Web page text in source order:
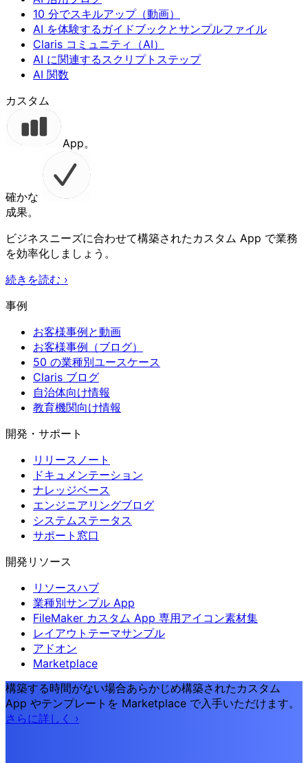
10 分でスキルアップ（動画）
AI を体験するガイドブックとサンプルファイル
Claris コミュニティ（AI）
AI に関連するスクリプトステップ
AI 関数
カスタム
App。
確かな
成果。
ビジネスニーズに合わせて構築されたカスタム App で業務
を効率化しましょう。
続きを読む ›
事例
お客様事例と動画
お客様事例（ブログ）
50 の業種別ユースケース
Claris ブログ
自治体向け情報
教育機関向け情報
開発・サポート
リリースノート
ドキュメンテーション
ナレッジベース
エンジニアリングブログ
システムステータス
サポート窓口
開発リソース
リソースハブ
業種別サンプル App
FileMaker カスタム App 専用アイコン素材集
レイアウトテーマサンプル
アドオン
Marketplace
構築する時間がない場合あらかじめ構築されたカスタム
App やテンプレートを Marketplace で入手いただけます。
さらに詳しく ›